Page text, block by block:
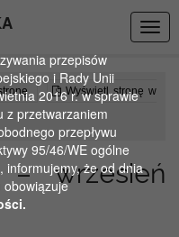
Wyświetl stronę w
– wrzesień
przepisów
i Rady Unii
2016 r. w sprawie
z przetwarzaniem
przepływu
95/46/WE ogólne
informujemy, że od dnia